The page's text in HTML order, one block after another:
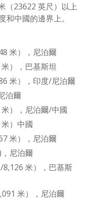
（23622 英尺）以上
中國的邊界上。
米），尼泊爾
），巴基斯坦
米），印度/尼泊爾
泊爾
），尼泊爾/中國
）中國
米），尼泊爾
尼泊爾
米），巴基斯
米），尼泊爾